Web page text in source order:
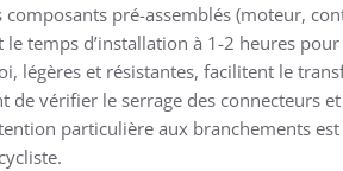
composants pré-assemblés (moteur,
le temps d’installation à 1-2 heures
légères et résistantes, facilitent le
de vérifier le serrage des connecteurs
particulière aux branchements